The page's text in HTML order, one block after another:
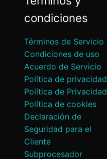
condiciones
Términos de Servicio
Condiciones de uso
Acuerdo de Servicio
Política de privacidad
Política de Privacidad
Política de cookies
Declaración de
Seguridad para el
Cliente
Subprocesador